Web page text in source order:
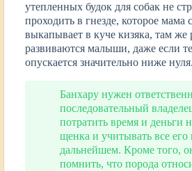
утепленных будок для собак не
проходить в гнезде, которое мама
выкапывает в куче кизяка, там же
развиваются малыши, даже если
опускается значительно ниже нуля.
Банхару нужен
последовательный
потратить время и деньги
щенка и учитывать все его
дальнейшем. Кроме того,
помнить, что порода